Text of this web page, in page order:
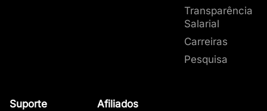
Transparência
Salarial
Carreiras
Pesquisa
Suporte
Afiliados